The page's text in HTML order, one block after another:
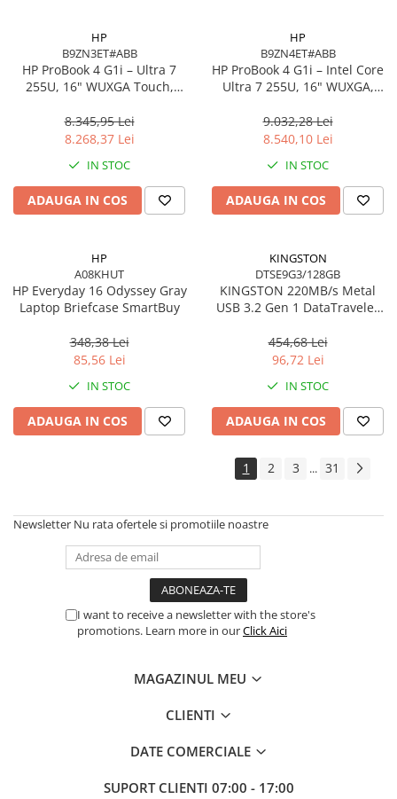
HP
B9ZN3ET#ABB
HP ProBook 4 G1i – Ultra 7
255U, 16" WUXGA Touch,
Windows 11 Pro
8.345,95 Lei
8.268,37 Lei
IN STOC
ADAUGA IN COS
HP
B9ZN4ET#ABB
HP ProBook 4 G1i – Intel Core
Ultra 7 255U, 16" WUXGA,
Windows 11 Pro, 3YW
9.032,28 Lei
8.540,10 Lei
IN STOC
ADAUGA IN COS
HP
A08KHUT
HP Everyday 16 Odyssey Gray
Laptop Briefcase SmartBuy
348,38 Lei
85,56 Lei
IN STOC
ADAUGA IN COS
KINGSTON
DTSE9G3/128GB
KINGSTON 220MB/s Metal
USB 3.2 Gen 1 DataTraveler
454,68 Lei
96,72 Lei
IN STOC
ADAUGA IN COS
1 2 3 ... 31
Newsletter Nu rata ofertele si promotiile noastre
I want to receive a newsletter with the store's
promotions. Learn more in ourClick Aici
MAGAZINUL MEU
CLIENTI
DATE COMERCIALE
SUPORT CLIENTI 07:00 - 17:00